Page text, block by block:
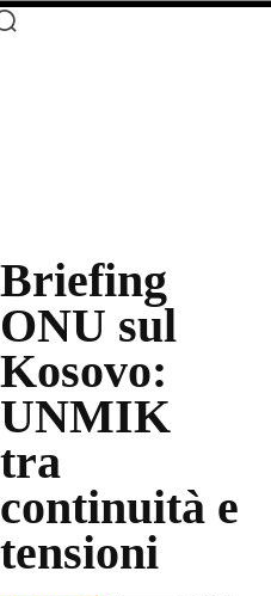
Briefing
ONU sul
Kosovo:
UNMIK
tra
continuità e
tensioni